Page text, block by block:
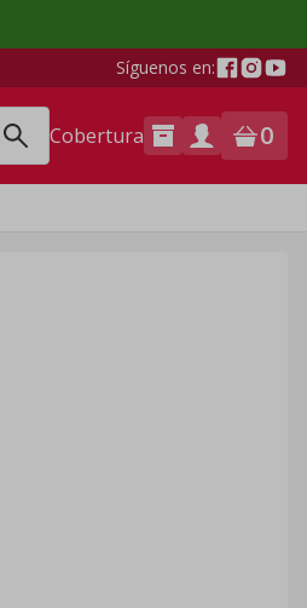
Síguenos en:
Cobertura 0